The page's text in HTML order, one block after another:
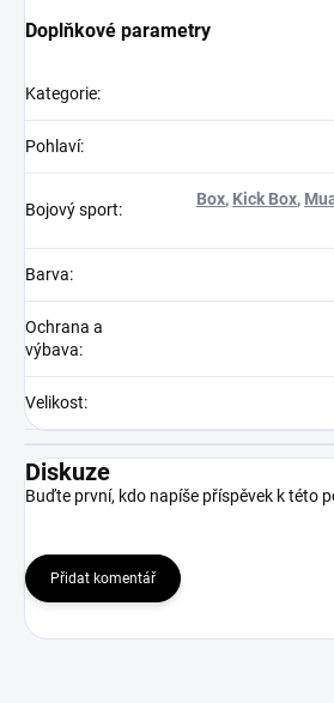
Doplňkové parametry
Kategorie:
Pohlaví:
Bojový sport:
Box, Kick Box,
Barva:
Ochrana a
výbava:
Velikost:
Diskuze
Buďte první, kdo napíše příspěvek k této
Přidat komentář